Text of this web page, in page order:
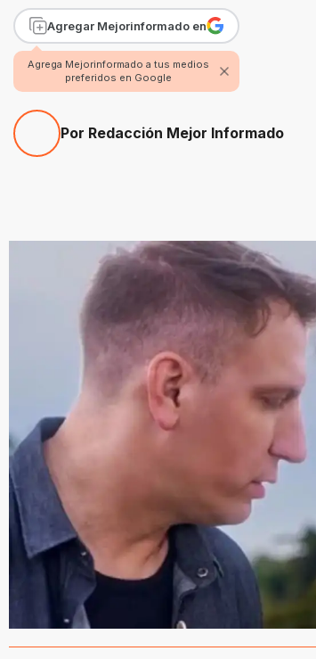
Agregar Mejorinformado en
Agrega Mejorinformado a tus medios
preferidos en Google
Por Redacción Mejor Informado